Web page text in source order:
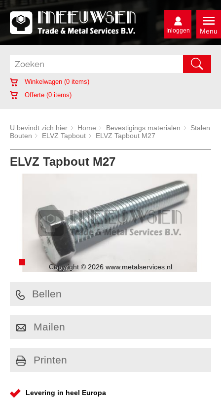
Menu
Inloggen
Winkelwagen (0 items)
Offerte (0 items)
U bevindt zich hier Home Bevestigings materialen
Stalen
Bouten
ELVZ Tapbout ELVZ Tapbout M27
ELVZ Tapbout M27
Copyright © 2026 www.metalservices.nl
Bellen
Mailen
Printen
Levering in heel Europa